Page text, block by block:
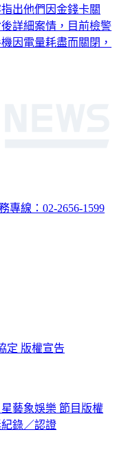
出他們因金錢卡關
詳細案情，目前檢警
因電量耗盡而關閉，
專線：02-2656-1599
定 版權宣告
星藝象娛樂 節目版權
錄／認證